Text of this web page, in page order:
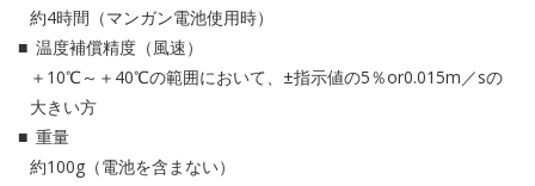
約4時間（マンガン電池使用時）
温度補償精度（風速）
＋10℃～＋40℃の範囲において、±指示値の5％or0.015m／sの
大きい方
重量
約100g（電池を含まない）